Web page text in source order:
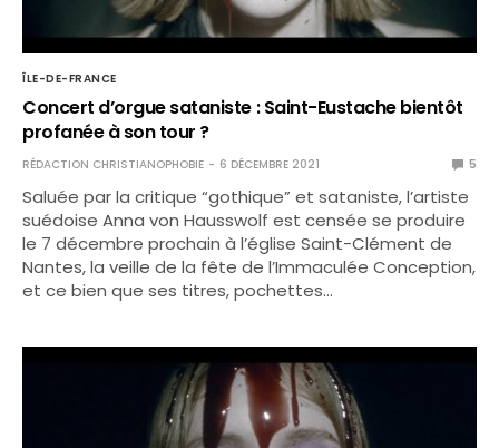
ÎLE-DE-FRANCE
Concert d’orgue sataniste : Saint-Eustache bientôt
profanée à son tour ?
RÉDACTION CHRISTIANOPHOBIE 6 DÉCEMBRE 2021 5
Saluée par la critique “gothique” et sataniste, l’artiste
suédoise Anna von Hausswolf est censée se produire
le 7 décembre prochain à l’église Saint-Clément de
Nantes, la veille de la fête de l’Immaculée Conception,
et ce bien que ses titres, pochettes…